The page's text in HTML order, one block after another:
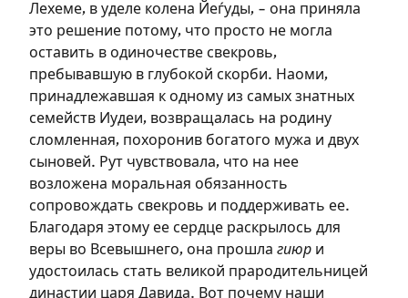
Лехеме, в уделе колена Йеѓуды, – она приняла
это решение потому, что просто не могла
оставить в одиночестве свекровь,
пребывавшую в глубокой скорби. Наоми,
принадлежавшая к одному из самых знатных
семейств Иудеи, возвращалась на родину
сломленная, похоронив богатого мужа и двух
сыновей. Рут чувствовала, что на нее
возложена моральная обязанность
сопровождать свекровь и поддерживать ее.
Благодаря этому ее сердце раскрылось для
веры во Всевышнего, она прошла гиюр и
удостоилась стать великой прародительницей
династии царя Давида. Вот почему наши